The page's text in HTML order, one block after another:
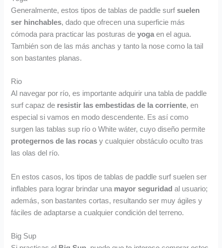
Generalmente, estos tipos de tablas de paddle surfsuelen
ser hinchables, dado que ofrecen una superficie más
cómoda para practicar las posturas deyoga en el agua.
También son de las más anchas y tanto la nose como la tail
son bastantes planas.
Rio
Al navegar por río, es importante adquirir una tabla de paddle
surf capaz de resistir las embestidas de la corriente, en
especial si vamos en modo descendente. Es así como
surgen las tablas sup río o White wáter, cuyo diseño permite
protegernos de las rocas y cualquier obstáculo oculto tras
las olas del río.
En estos casos, los tipos de tablas de paddle surf suelen ser
inflables para lograr brindar una mayor seguridad al usuario;
además, son bastantes cortas, resultando ser muy ágiles y
fáciles de adaptarse a cualquier condición del terreno.
Big Sup